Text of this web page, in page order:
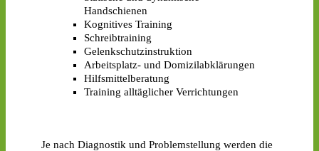
Handschienen
Kognitives Training
Schreibtraining
Gelenkschutzinstruktion
Arbeitsplatz- und Domizilabklärungen
Hilfsmittelberatung
Training alltäglicher Verrichtungen
Je nach Diagnostik und Problemstellung werden die